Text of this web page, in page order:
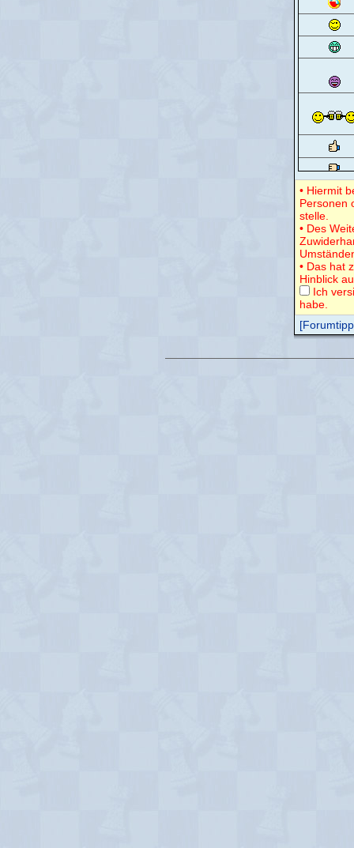
• Hiermit
Personen
stelle.
• Des
• Das hat
Hinblick
Ich
habe.